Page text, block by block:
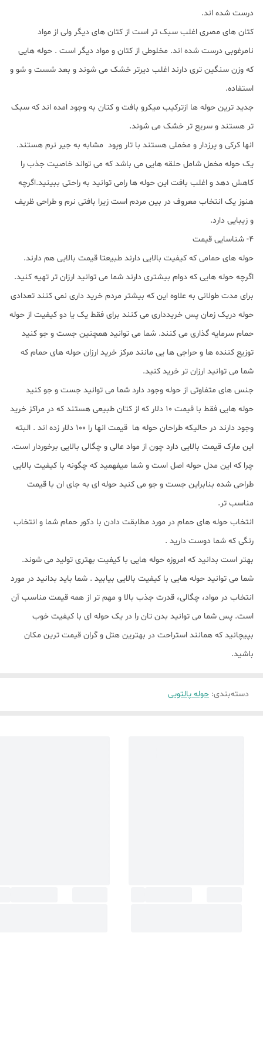
درست شده اند.
کتان های مصری اغلب سبک تر است از کتان های دیگر ولی از مواد
نامرغوبی درست شده اند. مخلوطی از کتان و مواد دیگر است . حوله هایی
که وزن سنگین تری دارند اغلب دیرتر خشک می شوند و بعد شست و شو و
استفاده.
جدید ترین حوله ها ازترکیب میکرو بافت و کتان به وجود امده اند که سبک
تر هستند و سریع تر خشک می شوند.
انها کرکی و پرزدار و مخملی هستند با تار وپود مشابه به جیر نرم هستند.
یک حوله مخمل شامل حلقه هایی می باشد که می تواند خاصیت جذب را
کاهش دهد و اغلب بافت این حوله ها رامی توانید به راحتی ببینید.اگرچه
هنوز یک انتخاب معروف در بین مردم است زیرا بافتی نرم و طراحی ظریف
و زیبایی دارد.
4- شناسایی قیمت
حوله های حمامی که کیفیت بالایی دارند طبیعتا قیمت بالایی هم دارند.
اگرچه حوله هایی که دوام بیشتری دارند شما می توانید ارزان تر تهیه کنید.
برای مدت طولانی به علاوه این که بیشتر مردم خرید داری نمی کنند تعدادی
حوله دریک زمان پس خریدداری می کنند برای فقط یک یا دو کیفیت از حوله
حمام سرمایه گذاری می کنند. شما می توانید همچنین جست و جو کنید
توزیع کننده ها و حراجی ها یی مانند مرکز خرید ارزان حوله های حمام که
شما می توانید ارزان تر خرید کنید.
جنس های متفاوتی از حوله وجود دارد شما می توانید جست و جو کنید
حوله هایی فقط با قیمت 10 دلار که از کتان طبیعی هستند که در مراکز خرید
وجود دارند در حالیکه طراحان حوله ها قیمت انها را 100 دلار زده اند . البته
این مارک قیمت بالایی دارد چون از مواد عالی و چگالی بالایی برخوردار است.
چرا که این مدل حوله اصل است و شما میفهمید که چگونه با کیفیت بالایی
طراحی شده بنابراین جست و جو می کنید حوله ای به جای ان با قیمت
مناسب تر.
انتخاب حوله های حمام در مورد مطابقت دادن با دکور حمام شما و انتخاب
رنگی که شما دوست دارید .
بهتر است بدانید که امروزه حوله هایی با کیفیت بهتری تولید می شوند.
شما می توانید حوله هایی با کیفیت بالایی بیابید . شما باید بدانید در مورد
انتخاب در مواد، چگالی، قدرت جذب بالا و مهم تر از همه قیمت مناسب آن
است. پس شما می توانید بدن تان را در یک حوله ای با کیفیت خوب
بپیچانید که همانند استراحت در بهترین هتل و گران قیمت ترین مکان
باشید.
دسته‌بندی: حوله پالتویی